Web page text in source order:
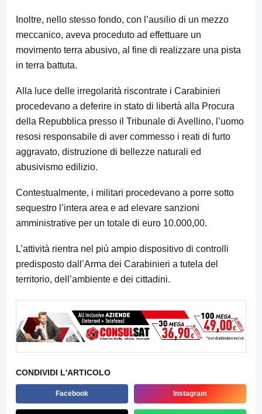
Inoltre, nello stesso fondo, con l’ausilio di un mezzo
meccanico, aveva proceduto ad effettuare un
movimento terra abusivo, al fine di realizzare una pista
in terra battuta.
Alla luce delle irregolarità riscontrate i Carabinieri
procedevano a deferire in stato di libertà alla Procura
della Repubblica presso il Tribunale di Avellino, l’uomo
resosi responsabile di aver commesso i reati di furto
aggravato, distruzione di bellezze naturali ed
abusivismo edilizio.
Contestualmente, i militari procedevano a porre sotto
sequestro l’intera area e ad elevare sanzioni
amministrative per un totale di euro 10.000,00.
L’attività rientra nel più ampio dispositivo di controlli
predisposto dall’Arma dei Carabinieri a tutela del
territorio, dell’ambiente e dei cittadini.
CONDIVIDI L'ARTICOLO
Facebook Instagram